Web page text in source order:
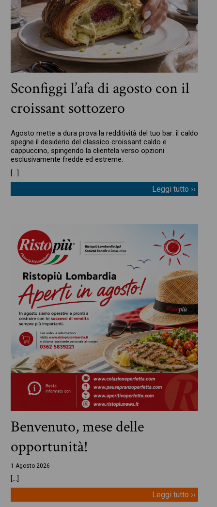
Sconfiggi l’afa di agosto con il
croissant sottozero
Agosto mette a dura prova la redditività del tuo bar: il caldo
spegne il desiderio del classico croissant caldo e
cappuccino, spingendo la clientela verso opzioni
esclusivamente fredde ed estreme.
[…]
Leggi tutto ››
Benvenuto, mese delle
opportunità!
1 Agosto 2026
[…]
Leggi tutto ››